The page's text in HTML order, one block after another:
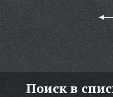
Поиск в